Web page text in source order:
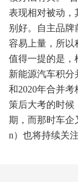
表现相对被动，
别好。自主品牌
容易上量，所以
值得一提的是，
新能源汽车积分
和2020年合并
策后大考的时候
期，而那时车企
n）也将持续关注